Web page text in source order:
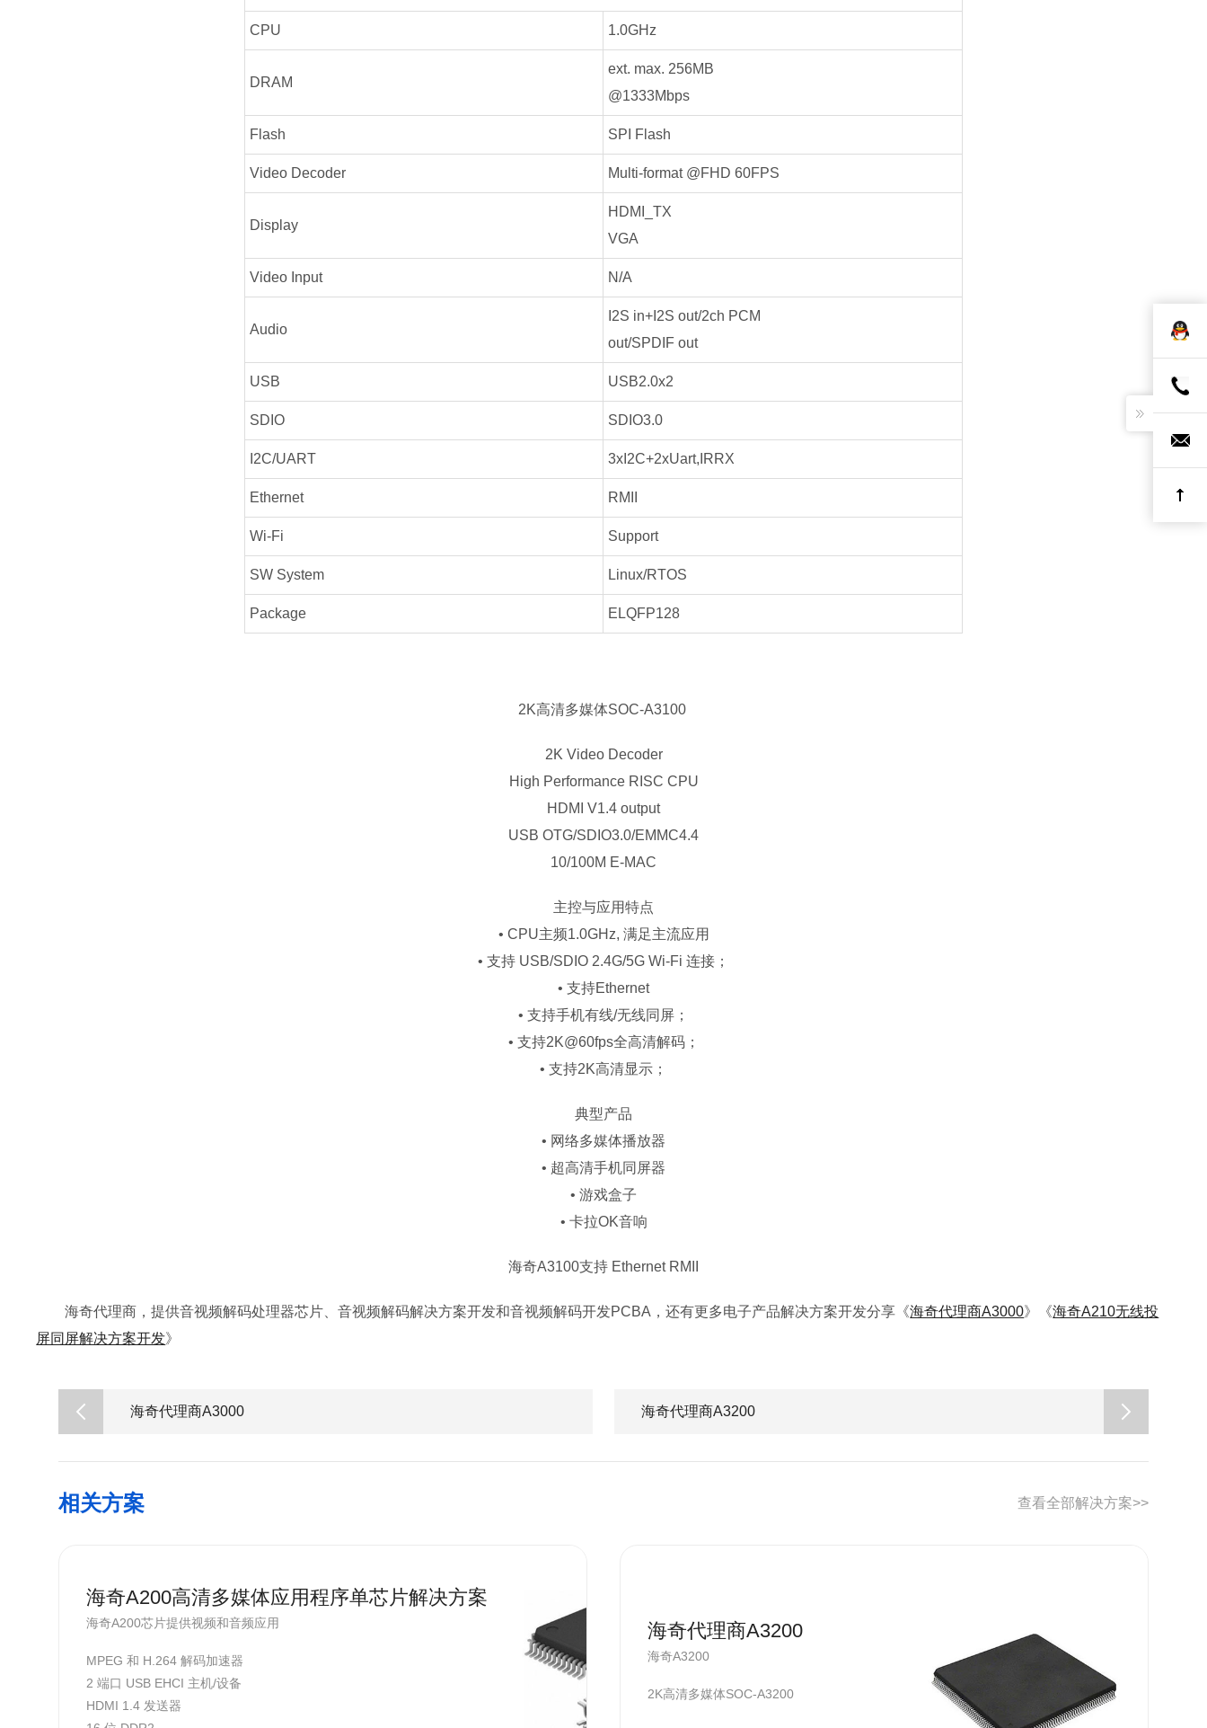
CPU 1.0GHz
DRAM
ext. max. 256MB
@1333Mbps
Flash SPI Flash
Video Decoder Multi-format @FHD 60FPS
Display
HDMI_TX
VGA
Video Input N/A
Audio
I2S in+I2S out/2ch PCM
out/SPDIF out
USB USB2.0x2
SDIO SDIO3.0
I2C/UART 3xI2C+2xUart,IRRX
Ethernet RMII
Wi-Fi Support
SW System Linux/RTOS
Package ELQFP128
2K高清多媒体SOC-A3100
2K Video Decoder
High Performance RISC CPU
HDMI V1.4 output
USB OTG/SDIO3.0/EMMC4.4
10/100M E-MAC
主控与应用特点
• CPU主频1.0GHz, 满足主流应用
• 支持 USB/SDIO 2.4G/5G Wi-Fi 连接；
• 支持Ethernet
• 支持手机有线/无线同屏；
• 支持2K@60fps全高清解码；
• 支持2K高清显示；
典型产品
• 网络多媒体播放器
• 超高清手机同屏器
• 游戏盒子
• 卡拉OK音响
海奇A3100支持 Ethernet RMII
海奇代理商，提供音视频解码处理器芯片、音视频解码解决方案开发和音视频解码开发PCBA，还有更多电子产品解决方案开发分享《海奇代理商A3000》《海奇A210无线投
屏同屏解决方案开发》
海奇代理商A3000 海奇代理商A3200
相关方案 查看全部解决方案>>
海奇A200高清多媒体应用程序单芯片解决方案
海奇A200芯片提供视频和音频应用
MPEG 和 H.264 解码加速器
2 端口 USB EHCI 主机/设备
HDMI 1.4 发送器
海奇代理商A3200
海奇A3200
2K高清多媒体SOC-A3200